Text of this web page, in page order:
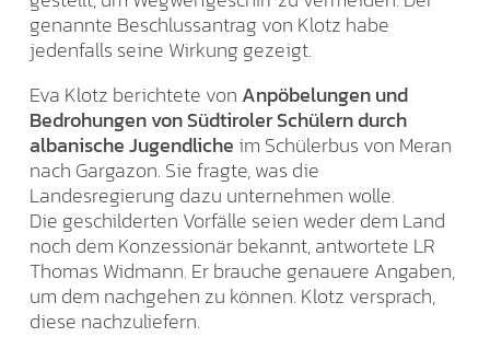
genannte Beschlussantrag von Klotz habe
jedenfalls seine Wirkung gezeigt.
Eva Klotz berichtete von Anpöbelungen und
Bedrohungen von Südtiroler Schülern durch
albanische Jugendliche im Schülerbus von Meran
nach Gargazon. Sie fragte, was die
Landesregierung dazu unternehmen wolle.
Die geschilderten Vorfälle seien weder dem Land
noch dem Konzessionär bekannt, antwortete LR
Thomas Widmann. Er brauche genauere Angaben,
um dem nachgehen zu können. Klotz versprach,
diese nachzuliefern.